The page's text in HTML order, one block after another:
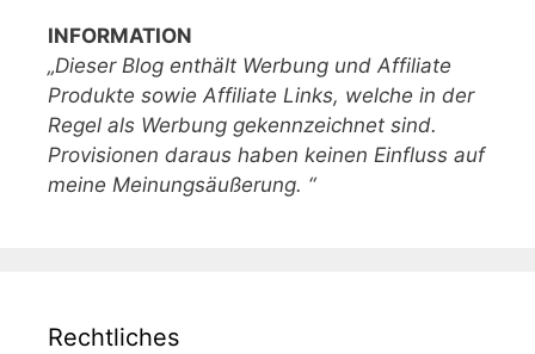
INFORMATION
„Dieser Blog enthält Werbung und Affiliate
Produkte sowie Affiliate Links, welche in der
Regel als Werbung gekennzeichnet sind.
Provisionen daraus haben keinen Einfluss auf
meine Meinungsäußerung. “
Rechtliches